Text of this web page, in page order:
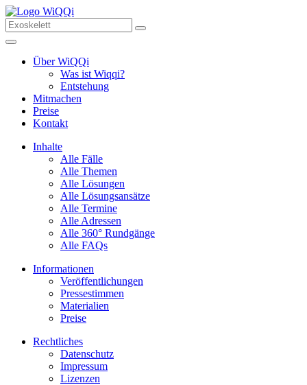
Über WiQQi
Was ist Wiqqi?
Entstehung
Mitmachen
Preise
Kontakt
Inhalte
Alle Fälle
Alle Themen
Alle Lösungen
Alle Lösungsansätze
Alle Termine
Alle Adressen
Alle 360° Rundgänge
Alle FAQs
Informationen
Veröffentlichungen
Pressestimmen
Materialien
Preise
Rechtliches
Datenschutz
Impressum
Lizenzen